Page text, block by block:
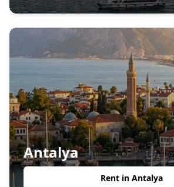
Antalya
Rent in Antalya